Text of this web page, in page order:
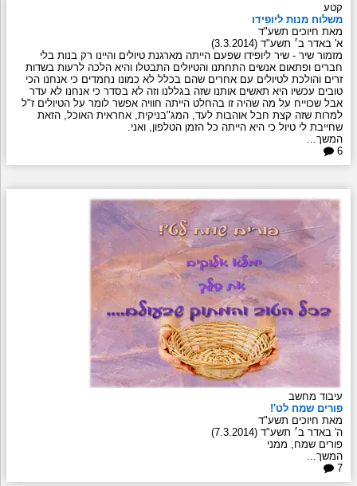
קטע
משלוח מנות ליופידו
מאת חיוכים תשע"ד
א' באדר ב׳ תשע"ד (3.3.2014)
מזמור שיר - שיר ליופידו שפעם הייתה מארגנת טיולים והיינו רק בנות בלי
חברים ופתאום אנשים התחתנו והטיולים התבטלו והיא הלכה לרעות בשדות
זרים והולכת לטיולים עם אחרים שהם בכלל לא כמונו נחמדים כי אנחנו הכי
טובים עכשיו היא תאשים אותנו שזה בגללנו וזה לא בסדר כי אנחנו לא עדר
אבל שכוייח על מה שהיה זו בהחלט הייתה חוויה אפשר לומר על הטיולים ז"ל
למרות שזה קצת חבל אוהבות לעד, המג"בניקית, אחראית האוכל, הזאת
שחייבת לי טיול כי היא הייתה כל הזמן הטלפון, ואני.
המשך...
6
עיבוד מחשב
פורים שמח לט'!
מאת חיוכים תשע"ד
ה' באדר ב׳ תשע"ד (7.3.2014)
פורים שמח, ממני
המשך...
7